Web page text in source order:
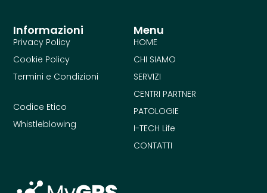
Menu
HOME
CHI SIAMO
SERVIZI
CENTRI PARTNER
PATOLOGIE
I-TECH Life
CONTATTI
Informazioni
Privacy Policy
Cookie Policy
Termini e Condizioni
Codice Etico
Whistleblowing